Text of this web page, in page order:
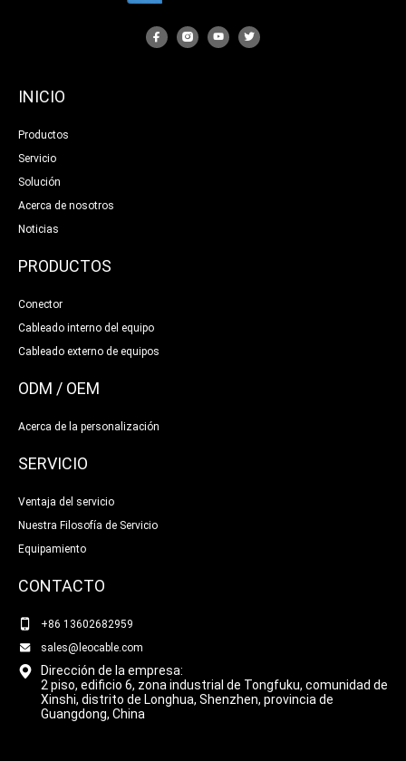
INICIO
Productos
Servicio
Solución
Acerca de nosotros
Noticias
PRODUCTOS
Conector
Cableado interno del equipo
Cableado externo de equipos
ODM / OEM
Acerca de la personalización
SERVICIO
Ventaja del servicio
Nuestra Filosofía de Servicio
Equipamiento
CONTACTO
+86 13602682959
sales@leocable.com
Dirección de la empresa:
2 piso, edificio 6, zona industrial de Tongfuku, comunidad de
Xinshi, distrito de Longhua, Shenzhen, provincia de
Guangdong, China